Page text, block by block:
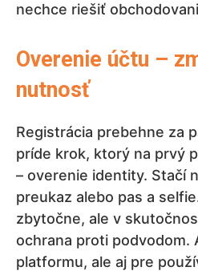
nechce riešiť
Overenie účtu –
nutnosť
Registrácia prebehne za
príde krok, ktorý na prvý
– overenie identity. Stačí
preukaz alebo pas a
zbytočne, ale v
ochrana proti podvodom.
platformu, ale aj pre